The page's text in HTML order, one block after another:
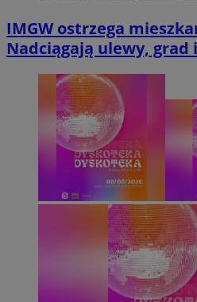
IMGW ostrzega
Nadciągają ulewy,